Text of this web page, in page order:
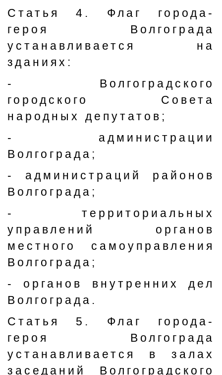
Статья 4. Флаг города-
героя Волгограда
устанавливается на
зданиях:
- Волгоградского
городского Совета
народных депутатов;
- администрации
Волгограда;
- администраций районов
Волгограда;
- территориальных
управлений органов
местного самоуправления
Волгограда;
- органов внутренних дел
Волгограда.
Статья 5. Флаг города-
героя Волгограда
устанавливается в залах
заседаний Волгоградского